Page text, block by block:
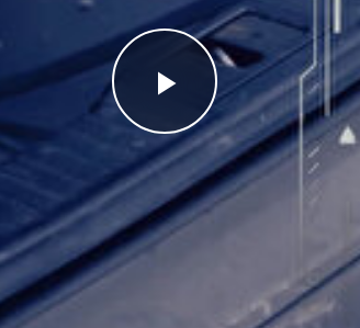
Videoyu
Oynat